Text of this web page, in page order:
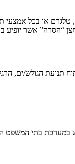
טלגרם או בכל
“הסרה” אשר
תנועת הגולש/ים,
במערכת בתי המשפט